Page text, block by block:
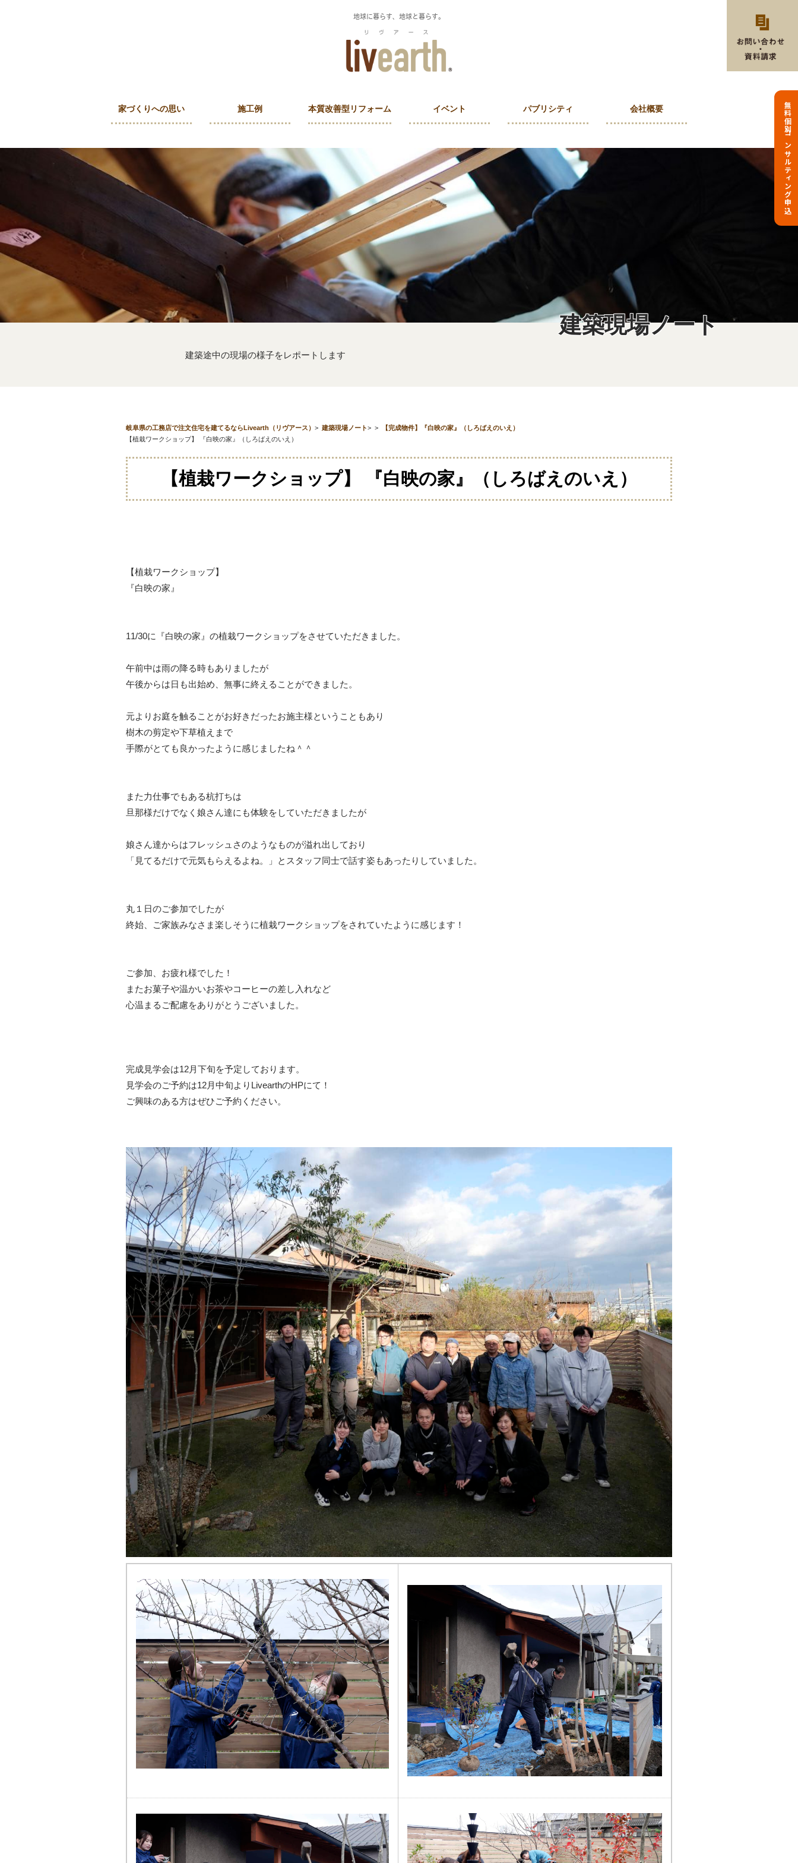
地球に暮らす、地球と暮らす。
無料個別コンサルティング申込
家づくりへの思い 施工例 本質改善型リフォーム イベント パブリシティ 会社概要
建築現場ノート
建築途中の現場の様子をレポートします
岐阜県の工務店で注文住宅を建てるならLivearth（リヴアース） > 建築現場ノート> 【完成物件】『白映の家』（しろばえのいえ）
>
【植栽ワークショップ】 『白映の家』（しろばえのいえ）
【植栽ワークショップ】 『白映の家』（しろばえのいえ）
【植栽ワークショップ】
『白映の家』
11/30に『白映の家』の植栽ワークショップをさせていただきました。
午前中は雨の降る時もありましたが
午後からは日も出始め、無事に終えることができました。
元よりお庭を触ることがお好きだったお施主様ということもあり
樹木の剪定や下草植えまで
手際がとても良かったように感じましたね＾＾
また力仕事でもある杭打ちは
旦那様だけでなく娘さん達にも体験をしていただきましたが
娘さん達からはフレッシュさのようなものが溢れ出しており
「見てるだけで元気もらえるよね。」とスタッフ同士で話す姿もあったりしていました。
丸１日のご参加でしたが
終始、ご家族みなさま楽しそうに植栽ワークショップをされていたように感じます！
ご参加、お疲れ様でした！
またお菓子や温かいお茶やコーヒーの差し入れなど
心温まるご配慮をありがとうございました。
完成見学会は12月下旬を予定しております。
見学会のご予約は12月中旬よりLivearthのHPにて！
ご興味のある方はぜひご予約ください。